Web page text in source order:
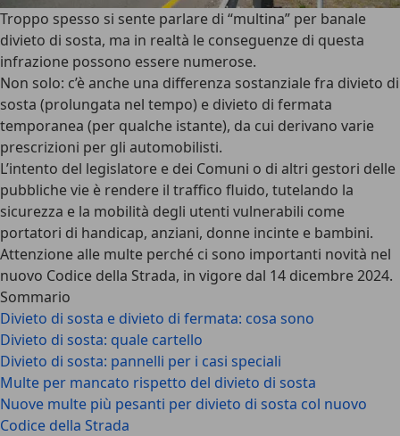
Troppo spesso si sente parlare di “multina” per banale
divieto di sosta, ma in realtà le conseguenze di questa
infrazione possono essere numerose.
Non solo: c’è anche una differenza sostanziale fra divieto di
sosta (prolungata nel tempo) e divieto di fermata
temporanea (per qualche istante), da cui derivano varie
prescrizioni per gli automobilisti.
L’intento del legislatore e dei Comuni o di altri gestori delle
pubbliche vie è rendere il traffico fluido, tutelando la
sicurezza e la mobilità degli utenti vulnerabili come
portatori di handicap, anziani, donne incinte e bambini.
Attenzione alle multe perché ci sono importanti novità nel
nuovo Codice della Strada, in vigore dal 14 dicembre 2024.
Sommario
Divieto di sosta e divieto di fermata: cosa sono
Divieto di sosta: quale cartello
Divieto di sosta: pannelli per i casi speciali
Multe per mancato rispetto del divieto di sosta
Nuove multe più pesanti per divieto di sosta col nuovo
Codice della Strada